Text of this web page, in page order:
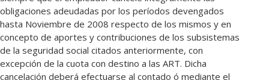
obligaciones adeudadas por los períodos devengados
hasta Noviembre de 2008 respecto de los mismos y en
concepto de aportes y contribuciones de los subsistemas
de la seguridad social citados anteriormente, con
excepción de la cuota con destino a las ART. Dicha
cancelación deberá efectuarse al contado ó mediante el